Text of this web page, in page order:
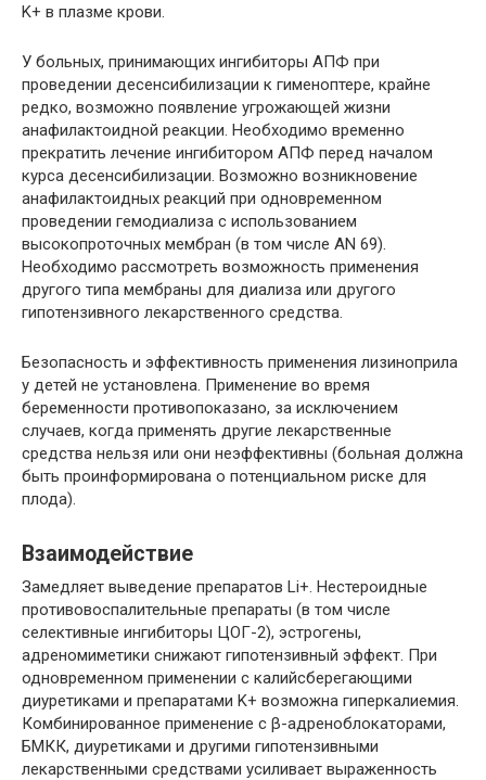
K+ в плазме крови.
У больных, принимающих ингибиторы АПФ при
проведении десенсибилизации к гименоптере, крайне
редко, возможно появление угрожающей жизни
анафилактоидной реакции. Необходимо временно
прекратить лечение ингибитором АПФ перед началом
курса десенсибилизации. Возможно возникновение
анафилактоидных реакций при одновременном
проведении гемодиализа с использованием
высокопроточных мембран (в том числе AN 69).
Необходимо рассмотреть возможность применения
другого типа мембраны для диализа или другого
гипотензивного лекарственного средства.
Безопасность и эффективность применения лизиноприла
у детей не установлена. Применение во время
беременности противопоказано, за исключением
случаев, когда применять другие лекарственные
средства нельзя или они неэффективны (больная должна
быть проинформирована о потенциальном риске для
плода).
Взаимодействие
Замедляет выведение препаратов Li+. Нестероидные
противовоспалительные препараты (в том числе
селективные ингибиторы ЦОГ-2), эстрогены,
адреномиметики снижают гипотензивный эффект. При
одновременном применении с калийсберегающими
диуретиками и препаратами K+ возможна гиперкалиемия.
Комбинированное применение с β-адреноблокаторами,
БМКК, диуретиками и другими гипотензивными
лекарственными средствами усиливает выраженность